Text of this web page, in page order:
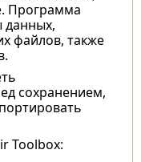
Программа
данных,
файлов, также
сохранением,
Toolbox: